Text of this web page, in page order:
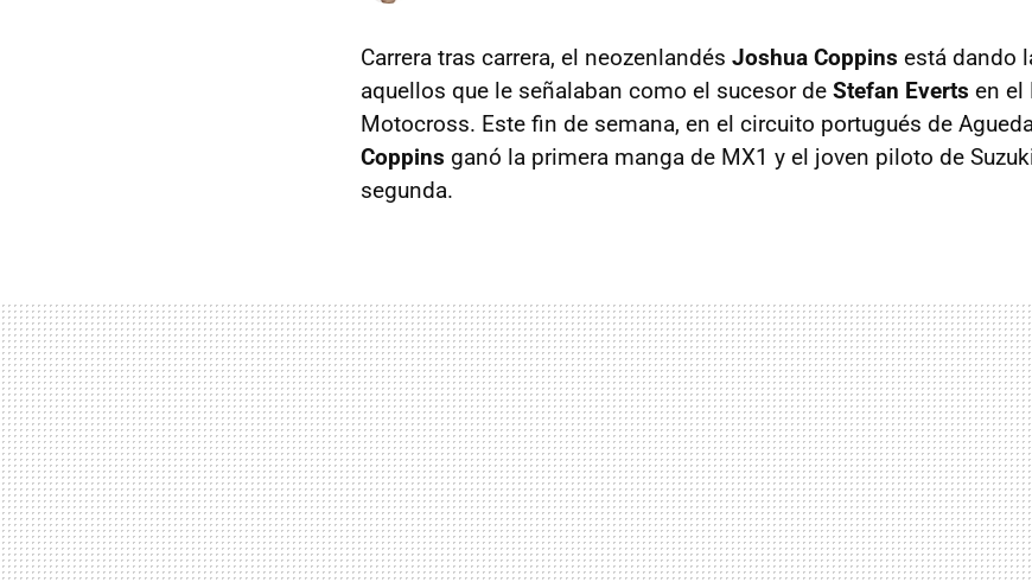
Carrera tras carrera, el neozenlandés Joshua Coppins está dando
aquellos que le señalaban como el sucesor de Stefan Everts en el
Motocross. Este fin de semana, en el circuito portugués de
Coppins ganó la primera manga de MX1 y el joven piloto de
segunda.